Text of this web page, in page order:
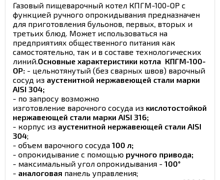
Газовый пищеварочный котел КПГМ-100-ОР с
функцией ручного опрокидывания предназначен
для приготовления бульонов, первых, вторых и
третьих блюд. Может использоваться на
предприятиях общественного питания как
самостоятельно, так и в составе технологических
линий.Основные характеристики котла КПГМ-100-
ОР: - цельнотянутый (без сварных швов) варочный
сосуд из аустенитной нержавеющей стали марки
AISI 304;
- по запросу возможно
изготовление варочного сосуда из кислотостойкой
нержавеющей стали марки AISI 316;
- корпус из аустенитной нержавеющей стали AISI
304;
- объем варочного сосуда 100 л;
- опрокидывание с помощью ручного привода;
- максимальный угол опрокидывания - 100°
- аналоговая панель управления;